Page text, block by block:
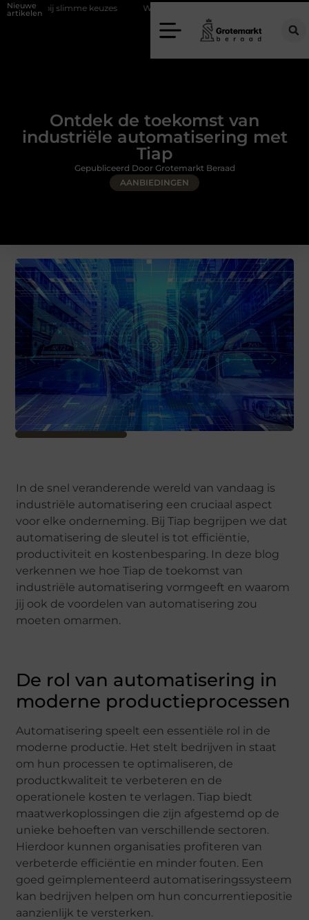
Nieuwe
artikelen
keuzes Waarom kiezen voor een rijschool in Utrecht?
Ontdek de toekomst van
industriële automatisering met
Tiap
AANBIEDINGEN
Gepubliceerd Door Grotemarkt Beraad
In de snel veranderende wereld van vandaag is
industriële automatisering een cruciaal aspect
voor elke onderneming. Bij Tiap begrijpen we dat
automatisering de sleutel is tot efficiëntie,
productiviteit en kostenbesparing. In deze blog
verkennen we hoe Tiap de toekomst van
industriële automatisering vormgeeft en waarom
jij ook de voordelen van automatisering zou
moeten omarmen.
De rol van automatisering in
moderne productieprocessen
Automatisering speelt een essentiële rol in de
moderne productie. Het stelt bedrijven in staat
om hun processen te optimaliseren, de
productkwaliteit te verbeteren en de
operationele kosten te verlagen. Tiap biedt
maatwerkoplossingen die zijn afgestemd op de
unieke behoeften van verschillende sectoren.
Hierdoor kunnen organisaties profiteren van
verbeterde efficiëntie en minder fouten. Een
goed geïmplementeerd automatiseringssysteem
kan bedrijven helpen om hun concurrentiepositie
aanzienlijk te versterken.